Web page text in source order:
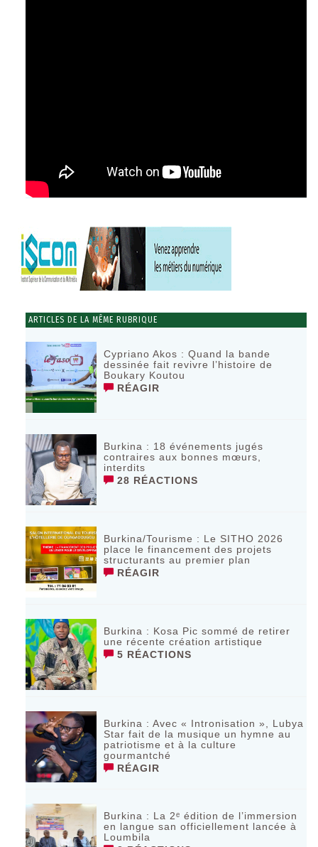
ARTICLES DE LA MÊME RUBRIQUE
Cypriano Akos : Quand la bande
dessinée fait revivre l’histoire de
Boukary Koutou
RÉAGIR
Burkina : 18 événements jugés
contraires aux bonnes mœurs,
interdits
28 RÉACTIONS
Burkina/Tourisme : Le SITHO 2026
place le financement des projets
structurants au premier plan
RÉAGIR
Burkina : Kosa Pic sommé de retirer
une récente création artistique
5 RÉACTIONS
Burkina : Avec « Intronisation », Lubya
Star fait de la musique un hymne au
patriotisme et à la culture
gourmantché
RÉAGIR
Burkina : La 2ᵉ édition de l’immersion
en langue san officiellement lancée à
Loumbila